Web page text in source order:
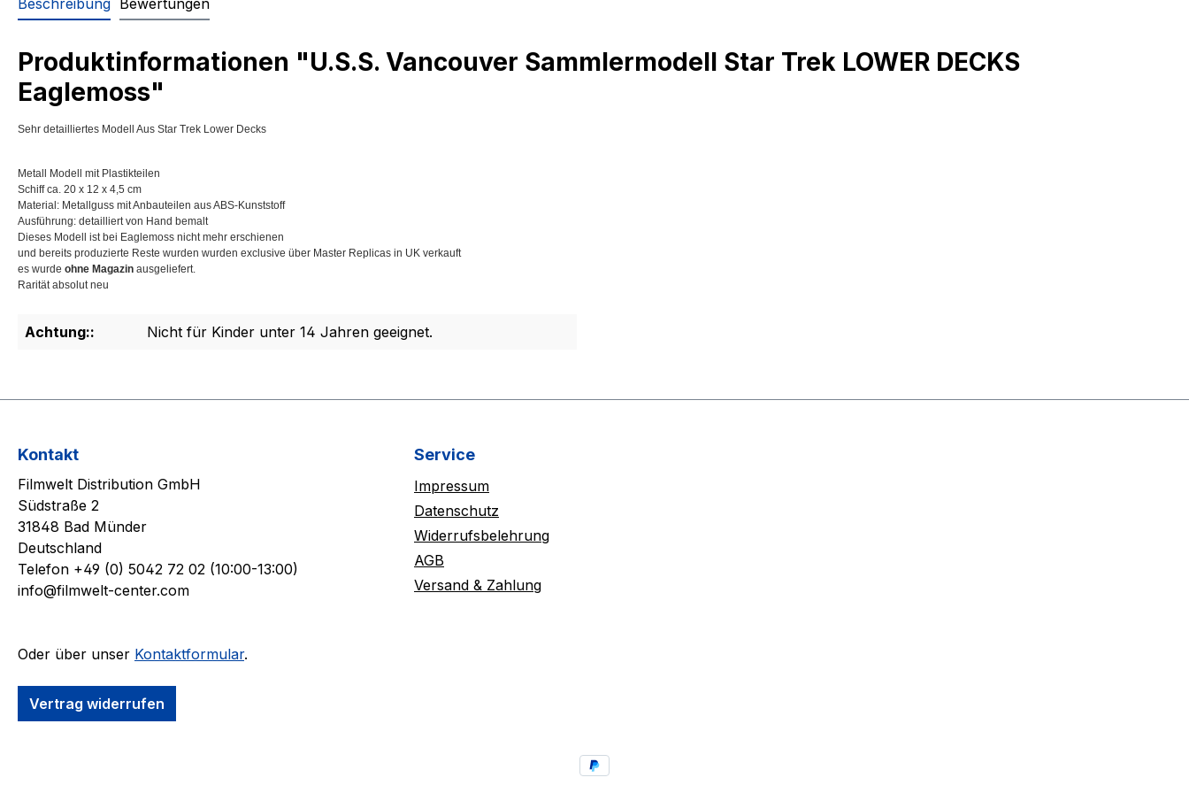
Beschreibung Bewertungen
Produktinformationen "U.S.S. Vancouver Sammlermodell Star Trek LOWER DECKS
Eaglemoss"
Sehr detailliertes Modell Aus Star Trek Lower Decks
Metall Modell mit Plastikteilen
Schiff ca. 20 x 12 x 4,5 cm
Material: Metallguss mit Anbauteilen aus ABS-Kunststoff
Ausführung: detailliert von Hand bemalt
Dieses Modell ist bei Eaglemoss nicht mehr erschienen
und bereits produzierte Reste wurden wurden exclusive über Master Replicas in UK verkauft
es wurde ohne Magazin ausgeliefert.
Rarität absolut neu
Achtung:: Nicht für Kinder unter 14 Jahren geeignet.
Kontakt
Filmwelt Distribution GmbH
Südstraße 2
31848 Bad Münder
Deutschland
Telefon +49 (0) 5042 72 02 (10:00-13:00)
info@filmwelt-center.com
Oder über unser Kontaktformular.
Vertrag widerrufen
Service
Impressum
Datenschutz
Widerrufsbelehrung
AGB
Versand & Zahlung